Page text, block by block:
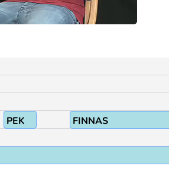
PEK FINNAS